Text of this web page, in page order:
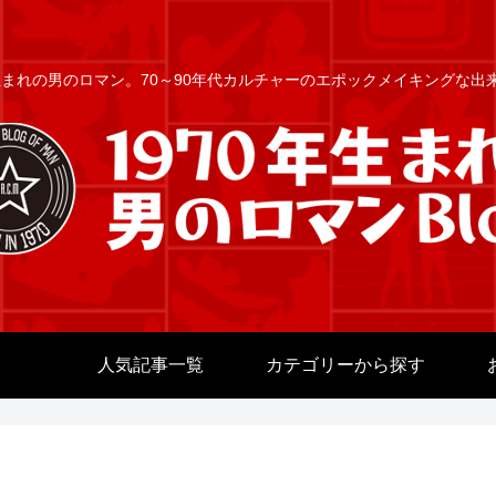
れの男のロマン。70～90年代カルチャーのエポックメイキングな出
人気記事一覧 カテゴリーから探す